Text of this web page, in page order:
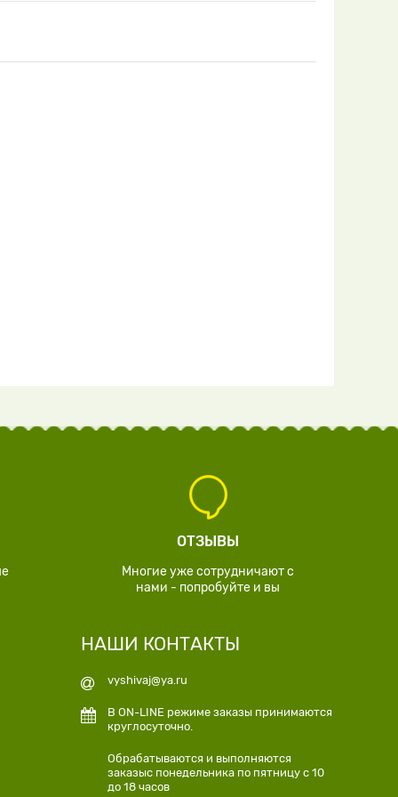
ОТЗЫВЫ
Многие уже сотрудничают с
нами - попробуйте и вы
НАШИ КОНТАКТЫ
vyshivaj@ya.ru
В ON-LINE режиме заказы принимаются
круглосуточно.
Обрабатываются и выполняются
заказыс понедельника по пятницу с 10
до 18 часов